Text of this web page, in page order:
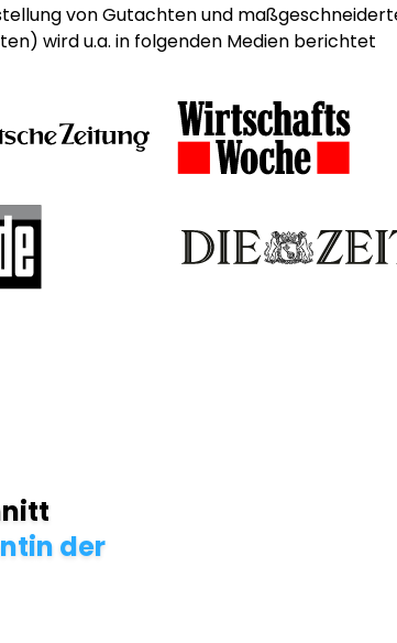
von Gutachten und
wird u.a. in folgenden Medien berichtet
der